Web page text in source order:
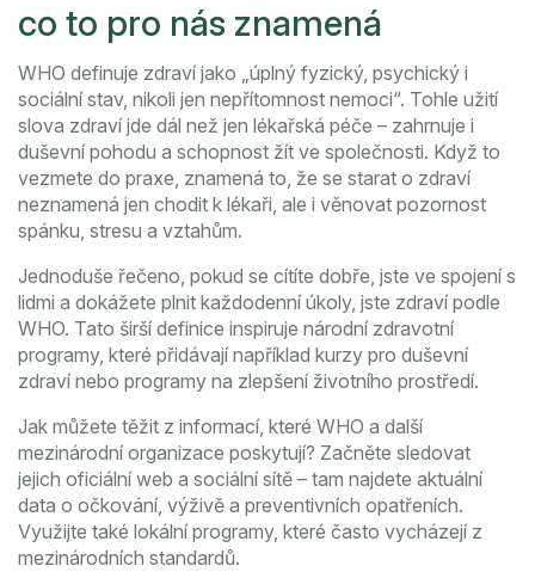
co to pro nás znamená
WHO definuje zdraví jako „úplný fyzický, psychický i
sociální stav, nikoli jen nepřítomnost nemoci“. Tohle užití
slova zdraví jde dál než jen lékařská péče – zahrnuje i
duševní pohodu a schopnost žít ve společnosti. Když to
vezmete do praxe, znamená to, že se starat o zdraví
neznamená jen chodit k lékaři, ale i věnovat pozornost
spánku, stresu a vztahům.
Jednoduše řečeno, pokud se cítíte dobře, jste ve spojení s
lidmi a dokážete plnit každodenní úkoly, jste zdraví podle
WHO. Tato širší definice inspiruje národní zdravotní
programy, které přidávají například kurzy pro duševní
zdraví nebo programy na zlepšení životního prostředí.
Jak můžete těžit z informací, které WHO a další
mezinárodní organizace poskytují? Začněte sledovat
jejich oficiální web a sociální sítě – tam najdete aktuální
data o očkování, výživě a preventivních opatřeních.
Využijte také lokální programy, které často vycházejí z
mezinárodních standardů.